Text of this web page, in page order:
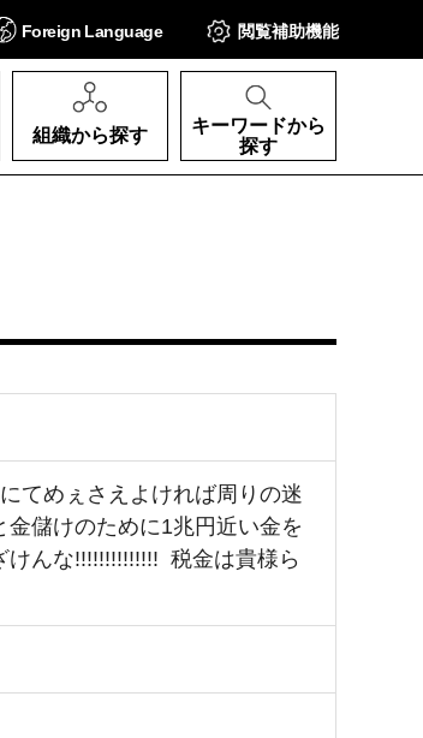
Foreign Language 閲覧補助機能
組織から探す
キーワードから
探す
てめぇさえよければ周りの迷
儲けのために1兆円近い金を
んな!!!!!!!!!!!!!! 税金は貴様ら